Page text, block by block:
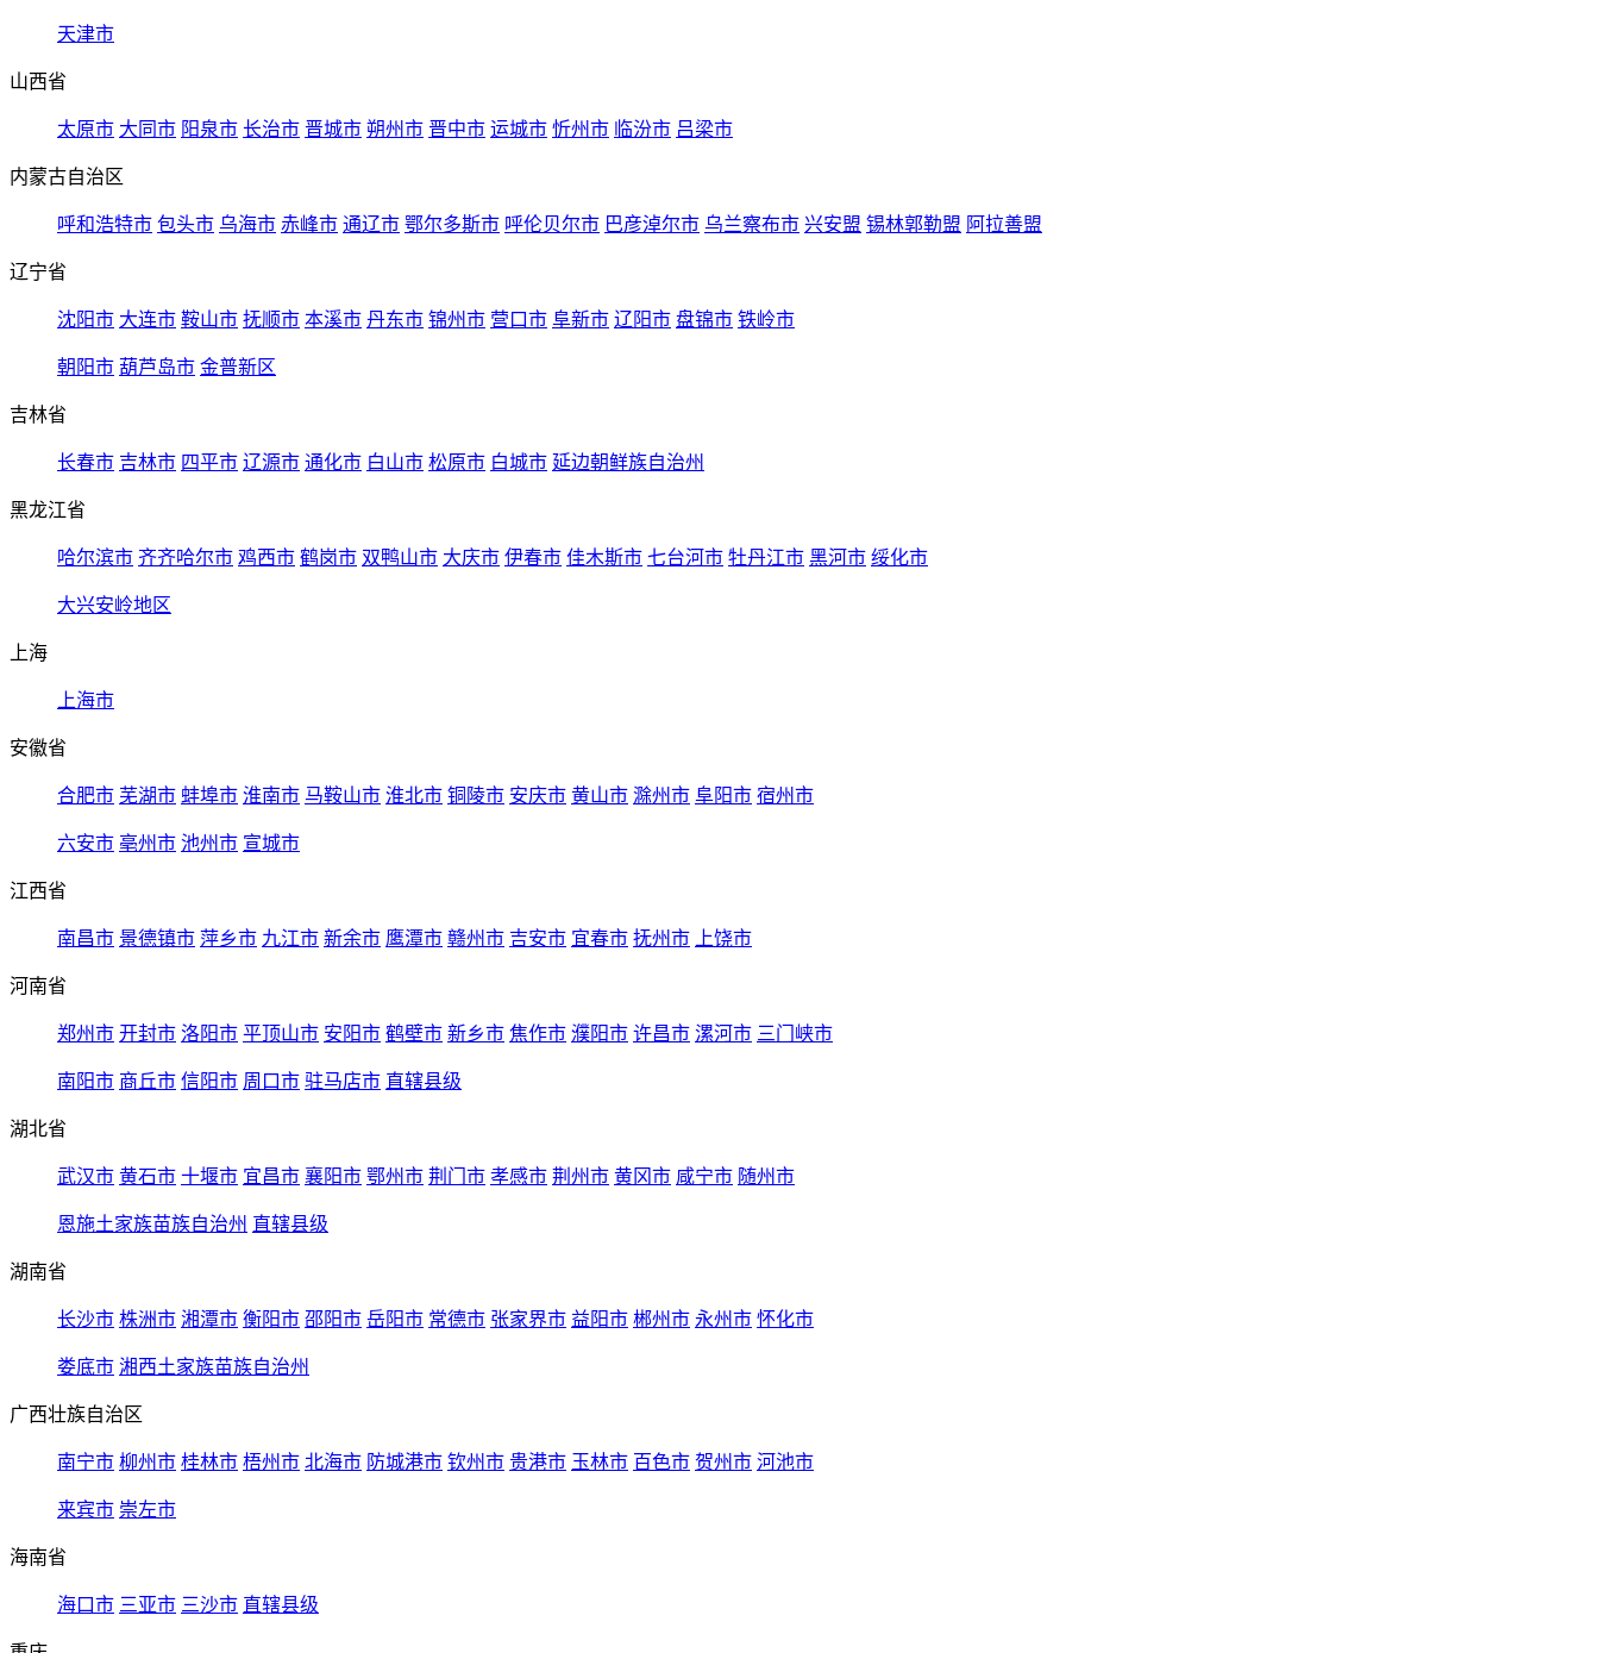
天津市
山西省
太原市 大同市 阳泉市 长治市 晋城市 朔州市 晋中市 运城市 忻州市 临汾市 吕梁市
内蒙古自治区
呼和浩特市 包头市 乌海市 赤峰市 通辽市 鄂尔多斯市 呼伦贝尔市 巴彦淖尔市 乌兰察布市 兴安盟 锡林郭勒盟 阿拉善盟
辽宁省
沈阳市 大连市 鞍山市 抚顺市 本溪市 丹东市 锦州市 营口市 阜新市 辽阳市 盘锦市 铁岭市
朝阳市 葫芦岛市 金普新区
吉林省
长春市 吉林市 四平市 辽源市 通化市 白山市 松原市 白城市 延边朝鲜族自治州
黑龙江省
哈尔滨市 齐齐哈尔市 鸡西市 鹤岗市 双鸭山市 大庆市 伊春市 佳木斯市 七台河市 牡丹江市 黑河市 绥化市
大兴安岭地区
上海
上海市
安徽省
合肥市 芜湖市 蚌埠市 淮南市 马鞍山市 淮北市 铜陵市 安庆市 黄山市 滁州市 阜阳市 宿州市
六安市 亳州市 池州市 宣城市
江西省
南昌市 景德镇市 萍乡市 九江市 新余市 鹰潭市 赣州市 吉安市 宜春市 抚州市 上饶市
河南省
郑州市 开封市 洛阳市 平顶山市 安阳市 鹤壁市 新乡市 焦作市 濮阳市 许昌市 漯河市 三门峡市
南阳市 商丘市 信阳市 周口市 驻马店市 直辖县级
湖北省
武汉市 黄石市 十堰市 宜昌市 襄阳市 鄂州市 荆门市 孝感市 荆州市 黄冈市 咸宁市 随州市
恩施土家族苗族自治州 直辖县级
湖南省
长沙市 株洲市 湘潭市 衡阳市 邵阳市 岳阳市 常德市 张家界市 益阳市 郴州市 永州市 怀化市
娄底市 湘西土家族苗族自治州
广西壮族自治区
南宁市 柳州市 桂林市 梧州市 北海市 防城港市 钦州市 贵港市 玉林市 百色市 贺州市 河池市
来宾市 崇左市
海南省
海口市 三亚市 三沙市 直辖县级